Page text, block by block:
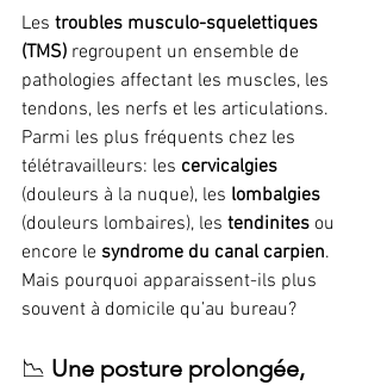
Les troubles musculo-squelettiques
(TMS) regroupent un ensemble de
pathologies affectant les muscles, les
tendons, les nerfs et les articulations.
Parmi les plus fréquents chez les
télétravailleurs: les cervicalgies
(douleurs à la nuque), les lombalgies
(douleurs lombaires), les tendinites ou
encore le syndrome du canal carpien.
Mais pourquoi apparaissent-ils plus
souvent à domicile qu’au bureau?
📉 Une posture prolongée,